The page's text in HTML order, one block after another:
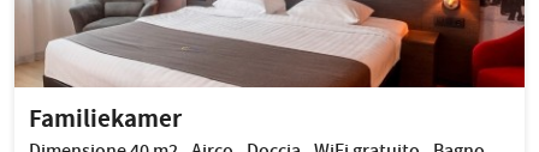
Familiekamer